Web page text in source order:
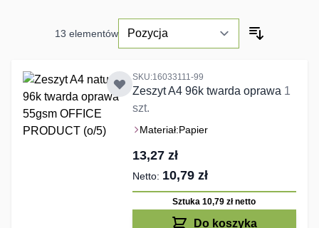
13 elementów
SKU:16033111-99
Zeszyt A4 96k twarda oprawa 1
szt.
Materiał:Papier
13,27 zł
10,79 zł
Sztuka 10,79 złnetto
Do koszyka